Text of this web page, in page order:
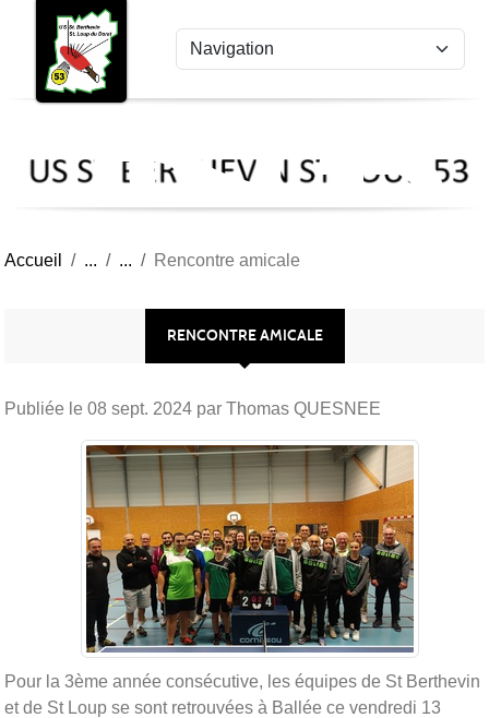
US
St
53
Accueil Rencontre amicale
RENCONTRE AMICALE
Publiée le 08 sept. 2024 par Thomas QUESNEE
Pour la 3ème année consécutive, les équipes de St Berthevin
et de St Loup se sont retrouvées à Ballée ce vendredi 13
Panneau de gestion des cookies